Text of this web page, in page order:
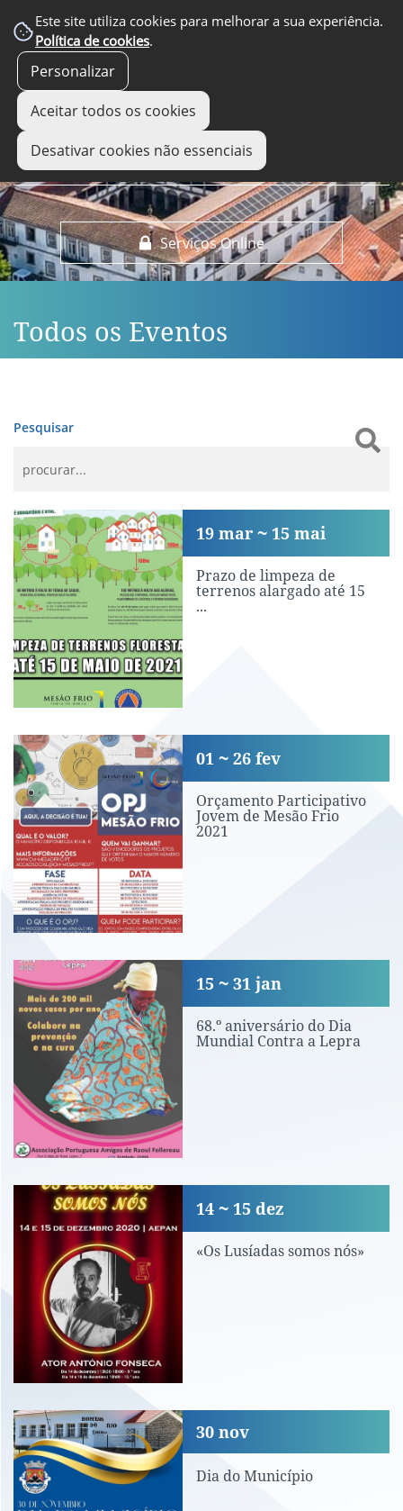
Este site utiliza cookies para melhorar a sua experiência.
Política de cookies.
Personalizar
Aceitar todos os cookies
Desativar cookies não essenciais
Serviços Online
EM DESTAQUE
Todos os Eventos
Pesquisar
Prazo de limpeza de terrenos
Prazo de limpeza de
terrenos alargado até 15
...
19 mar 15 mai
Orçamento Participativo Jovem de
Orçamento Participativo
Jovem de Mesão Frio
2021
01 26 fev
68.º aniversário do Dia Mundial
68.º aniversário do Dia
Mundial Contra a Lepra
15 31 jan
«Os Lusíadas somos nós»
«Os Lusíadas somos nós»
14 15 dez
Dia do Município
Dia do Município
30 nov